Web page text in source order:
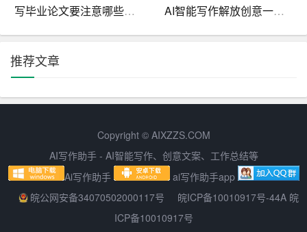
写毕业论文要注意哪些事项 AI智能写作解放创意一键生成内容的新时代
推荐文章
Copyright © AIXZZS.COM
AI写作助手 - AI智能写作、创意文案、工作总结等
Ai写作助手
ai写作助手app
皖公网安备34070502000117号
皖ICP备10010917号-44A 皖
ICP备10010917号